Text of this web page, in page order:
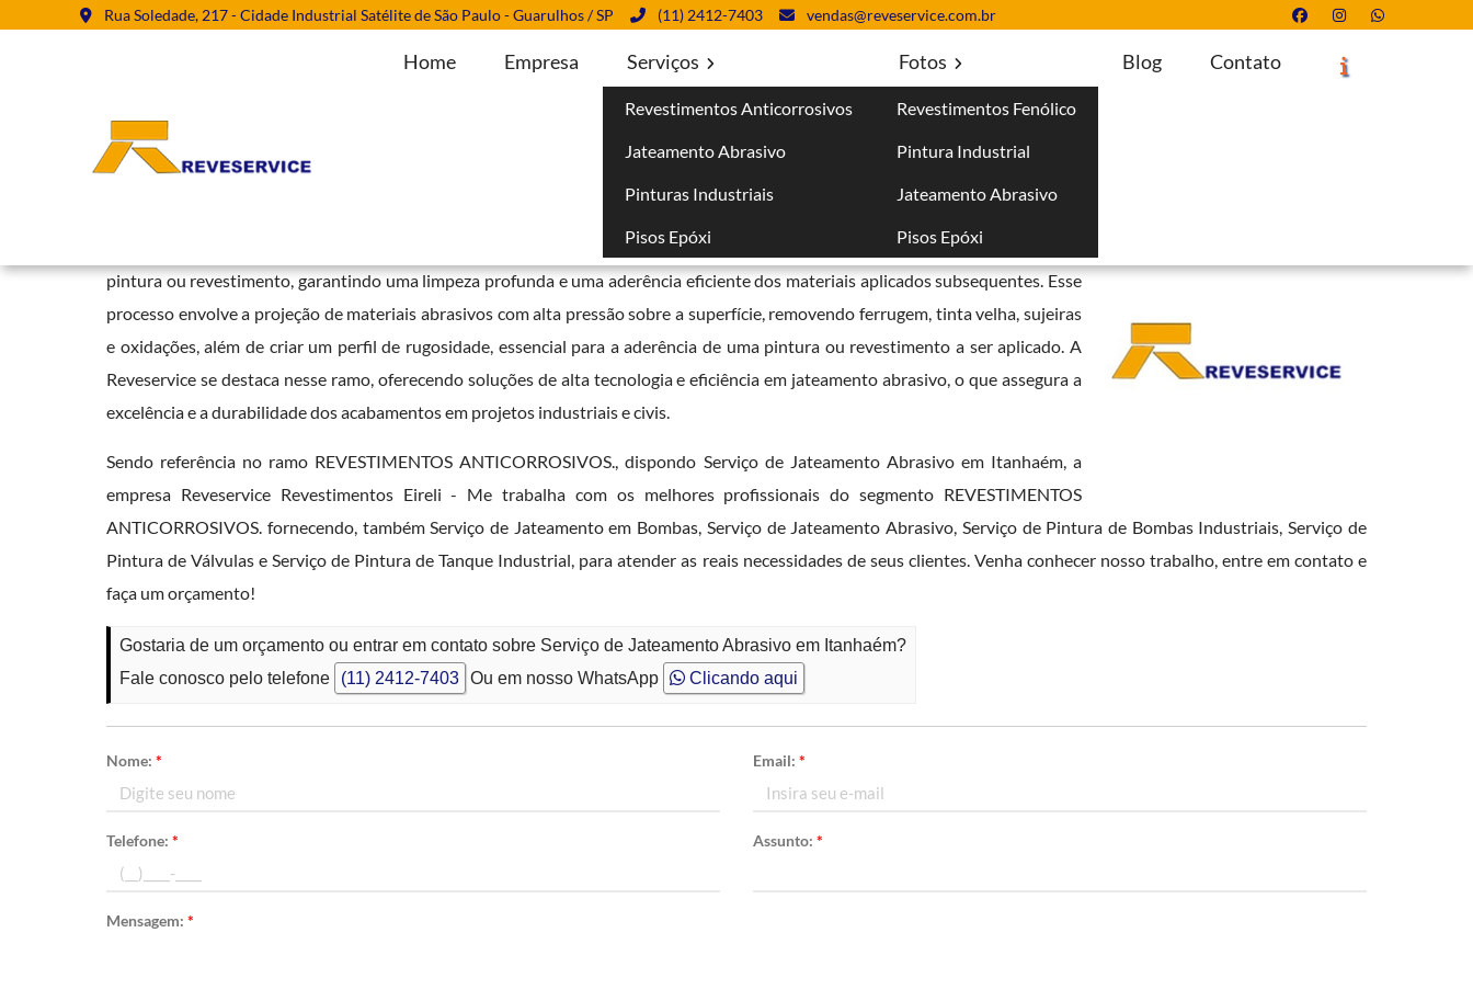
Rua Soledade, 217 - Cidade Industrial Satélite de São Paulo - Guarulhos / SP (11) 2412-7403 vendas@reveservice.com.br
Home Empresa Serviços
Revestimentos Anticorrosivos
Jateamento Abrasivo
Pinturas Industriais
Pisos Epóxi
Fotos
Revestimentos Fenólico
Pintura Industrial
Jateamento Abrasivo
Pisos Epóxi
Blog Contato
Serviço de Jateamento Abrasivo em Itanhaém Solicite um Orçamento
é uma técnica essencial na preparação de superfícies metálicas e outras antes de receberem
pintura ou revestimento, garantindo uma limpeza profunda e uma aderência eficiente dos materiais aplicados subsequentes. Esse
processo envolve a projeção de materiais abrasivos com alta pressão sobre a superfície, removendo ferrugem, tinta velha, sujeiras
e oxidações, além de criar um perfil de rugosidade, essencial para a aderência de uma pintura ou revestimento a ser aplicado. A
Reveservice se destaca nesse ramo, oferecendo soluções de alta tecnologia e eficiência em jateamento abrasivo, o que assegura a
excelência e a durabilidade dos acabamentos em projetos industriais e civis.
Sendo referência no ramo REVESTIMENTOS ANTICORROSIVOS., dispondo Serviço de Jateamento Abrasivo em Itanhaém, a
empresa Reveservice Revestimentos Eireli - Me trabalha com os melhores profissionais do segmento REVESTIMENTOS
ANTICORROSIVOS. fornecendo, também Serviço de Jateamento em Bombas, Serviço de Jateamento Abrasivo, Serviço de Pintura de Bombas Industriais, Serviço de
Pintura de Válvulas e Serviço de Pintura de Tanque Industrial, para atender as reais necessidades de seus clientes. Venha conhecer nosso trabalho, entre em contato e
faça um orçamento!
Gostaria de um orçamento ou entrar em contato sobre Serviço de Jateamento Abrasivo em Itanhaém?
Fale conosco pelo telefone
(11) 2412-7403 Ou em nosso WhatsApp Clicando aqui
Nome:* Email: *
Telefone:* Assunto: *
Mensagem:*